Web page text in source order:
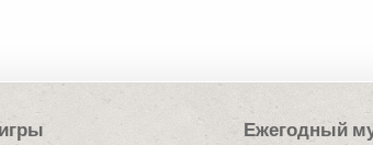
Ежегодный